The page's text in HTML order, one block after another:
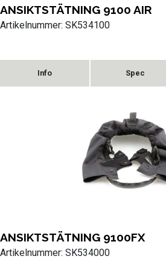
ANSIKTSTÄTNING 9100 AIR
Artikelnummer: SK534100
ANSIKTSTÄTNING 9100FX
Artikelnummer: SK534000